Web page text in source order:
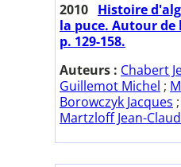
2010 Histoire
la puce. Autour
p. 129-158.
Auteurs : Chabert
Guillemot Michel ;
Borowczyk Jacques ;
Martzloff Jean-